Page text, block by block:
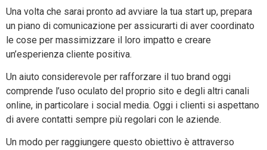
Una volta che sarai pronto ad avviare la tua start up, prepara
un piano di comunicazione per assicurarti di aver coordinato
le cose per massimizzare il loro impatto e creare
un’esperienza cliente positiva.
Un aiuto considerevole per rafforzare il tuo brand oggi
comprende l’uso oculato del proprio sito e degli altri canali
online, in particolare i social media. Oggi i clienti si aspettano
di avere contatti sempre più regolari con le aziende.
Un modo per raggiungere questo obiettivo è attraverso